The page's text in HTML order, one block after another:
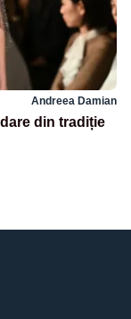
Andreea Damian
din tradiție